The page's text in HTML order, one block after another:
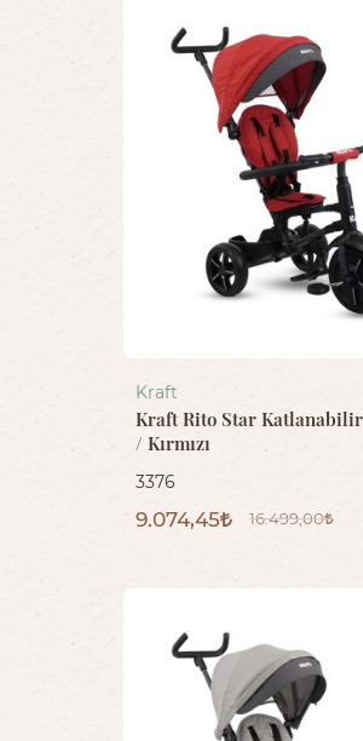
Kraft
Kraft Rito Star
/ Kırmızı
3376
9.074,45 16.499,00